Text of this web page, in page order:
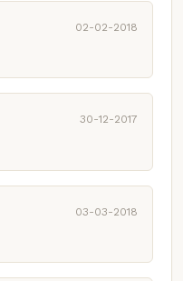
02-02-2018
30-12-2017
03-03-2018